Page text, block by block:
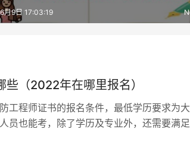
推进了注册消防工程师的取证数量需求，
月9日 17:03:19
（2022年在哪里报名）
工程师证书的报名条件，最低学历要求为大
员也能考，除了学历及专业外，还需要满足